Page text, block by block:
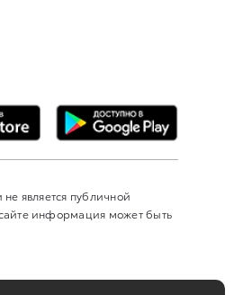
является публичной
информация может быть